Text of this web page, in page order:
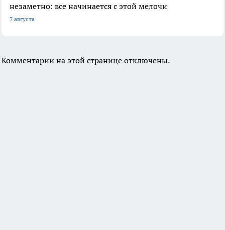
незаметно: все начинается с этой мелочи
7 августа
Комментарии на этой странице отключены.